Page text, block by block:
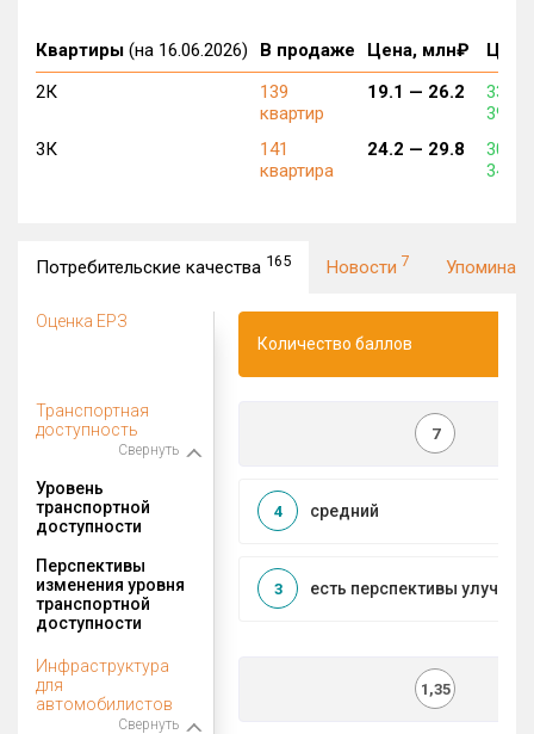
Квартиры (на 16.06.2026) В продаже Цена, млн₽
2К
139
квартир
19.1 — 26.2
330
390
3К
141
квартира
24.2 — 29.8
308
345
Потребительские качества 165 Новости 7
Оценка ЕРЗ
Количество баллов
Транспортная
доступность
Свернуть
7
Уровень
транспортной
доступности
средний
4
Перспективы
изменения уровня
транспортной
доступности
есть перспективы
3
Инфраструктура
для
автомобилистов
Свернуть
1,35